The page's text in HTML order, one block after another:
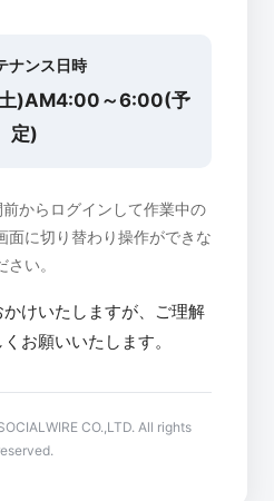
ナンス日時
)AM4:00～6:00(予
定)
からログインして作業中の
面に切り替わり操作ができな
い。
けいたしますが、ご理解
お願いいたします。
CO.,LTD. All rights